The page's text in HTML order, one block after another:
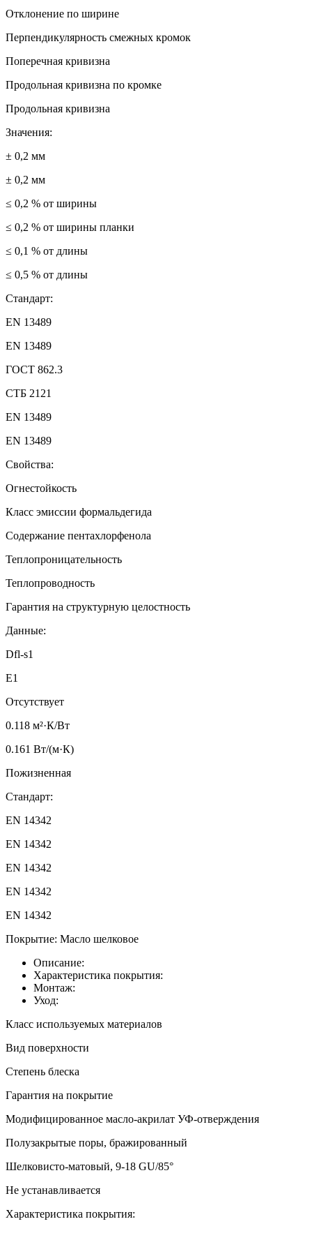
Отклонение по ширине
Перпендикулярность смежных кромок
Поперечная кривизна
Продольная кривизна по кромке
Продольная кривизна
Значения:
± 0,2 мм
± 0,2 мм
≤ 0,2 % от ширины
≤ 0,2 % от ширины планки
≤ 0,1 % от длины
≤ 0,5 % от длины
Стандарт:
EN 13489
EN 13489
ГОСТ 862.3
СТБ 2121
EN 13489
EN 13489
Свойства:
Огнестойкость
Класс эмиссии формальдегида
Содержание пентахлорфенола
Теплопроницательность
Теплопроводность
Гарантия на структурную целостность
Данные:
Dfl-s1
E1
Отсутствует
0.118 м²·К/Вт
0.161 Вт/(м·К)
Пожизненная
Стандарт:
EN 14342
EN 14342
EN 14342
EN 14342
EN 14342
Покрытие: Масло шелковое
Описание:
Характеристика покрытия:
Монтаж:
Уход:
Класс используемых материалов
Вид поверхности
Степень блеска
Гарантия на покрытие
Модифицированное масло-акрилат УФ-отверждения
Полузакрытые поры, бражированный
Шелковисто-матовый, 9-18 GU/85°
Не устанавливается
Характеристика покрытия: